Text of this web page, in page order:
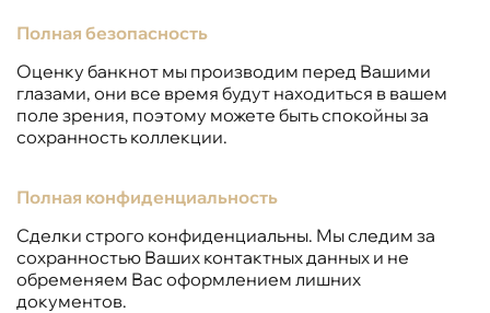
Полная безопасность
Оценку банкнот мы производим перед Вашими
глазами, они все время будут находиться в вашем
поле зрения, поэтому можете быть спокойны за
сохранность коллекции.
Полная конфиденциальность
Сделки строго конфиденциальны. Мы следим за
сохранностью Ваших контактных данных и не
обременяем Вас оформлением лишних
документов.